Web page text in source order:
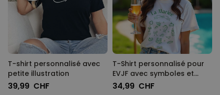
T-shirt personnalisé avec
petite illustration
39,99 CHF
T-Shirt personnalisé pour
EVJF avec symboles et
texte
34,99 CHF